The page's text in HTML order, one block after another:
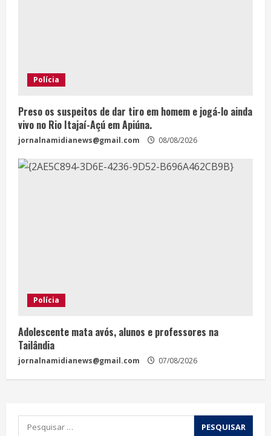
Polícia
Preso os suspeitos de dar tiro em homem e jogá-lo ainda
vivo no Rio Itajaí-Açú em Apiúna.
jornalnamidianews@gmail.com 08/08/2026
Polícia
Adolescente mata avós, alunos e professores na
Tailândia
jornalnamidianews@gmail.com 07/08/2026